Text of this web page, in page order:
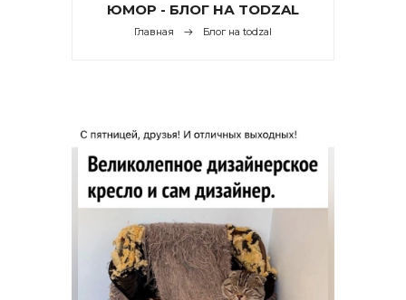
ЮМОР - БЛОГ НА TODZAL
Главная Блог на todzal